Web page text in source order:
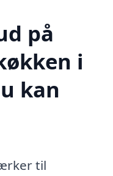
på
i
kan
til